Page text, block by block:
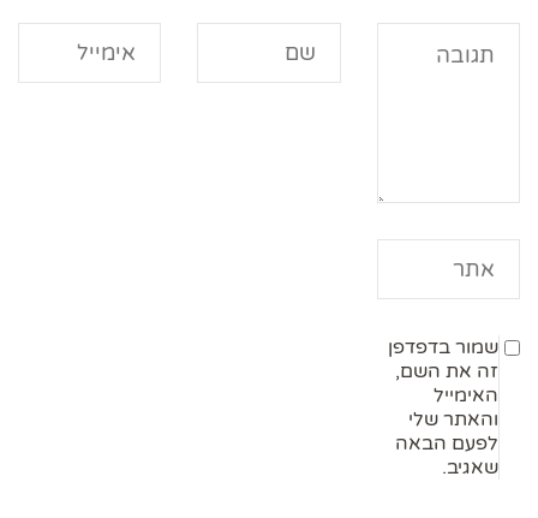
שמור בדפדפן
זה את השם,
האימייל
והאתר שלי
לפעם הבאה
שאגיב.